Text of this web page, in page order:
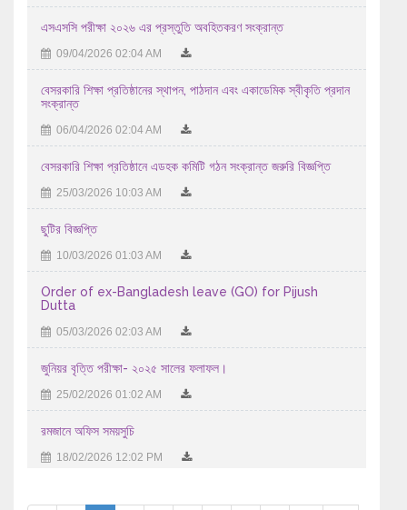
18/07/2026 01:07 AM
এইচএসসি পরীক্ষা -২০২৬ এর আগামী ১৮/৭/২০২৬ তারিখ শনিবার ...
17/07/2026 09:07 AM
15/07/2026 11:07 AM
13/07/2026 11:07 AM
২০২৫-২০২৬ শিক্ষাবর্ষে উচ্চ মাধ্যমিক পর্যায়ে অধ্যয়নরত ...
04/08/2026 11:08 AM
এসএসসি পরীক্ষা ২০২৬ এর প্রস্তুতি অবহিতকরণ সংক্রান্ত
09/04/2026 02:04 AM
বেসরকারি শিক্ষা প্রতিষ্ঠানের স্থাপন, পাঠদান এবং একাডেমিক স্বীকৃতি প্রদান
সংক্রান্ত
06/04/2026 02:04 AM
বেসরকারি শিক্ষা প্রতিষ্ঠানে এডহক কমিটি গঠন সংক্রান্ত জরুরি বিজ্ঞপ্তি
25/03/2026 10:03 AM
ছুটির বিজ্ঞপ্তি
10/03/2026 01:03 AM
Order of ex-Bangladesh leave (GO) for Pijush
Dutta
05/03/2026 02:03 AM
জুনিয়র বৃত্তি পরীক্ষা- ২০২৫ সালের ফলাফল।
25/02/2026 01:02 AM
রমজানে অফিস সময়সুচি
18/02/2026 12:02 PM